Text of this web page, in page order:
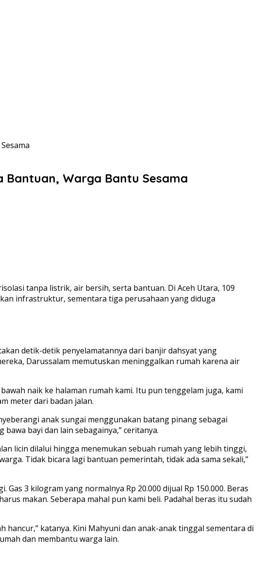
Bantuan, Warga Bantu Sesama
tanpa listrik, air bersih, serta bantuan. Di Aceh Utara, 109
infrastruktur, sementara tiga perusahaan yang diduga
detik-detik penyelamatannya dari banjir dahsyat yang
Darussalam memutuskan meninggalkan rumah karena air
naik ke halaman rumah kami. Itu pun tenggelam juga, kami
meter dari badan jalan.
anak sungai menggunakan batang pinang sebagai
bayi dan lain sebagainya,” ceritanya.
licin dilalui hingga menemukan sebuah rumah yang lebih tinggi,
Tidak bicara lagi bantuan pemerintah, tidak ada sama sekali,”
3 kilogram yang normalnya Rp 20.000 dijual Rp 150.000. Beras
makan. Seberapa mahal pun kami beli. Padahal beras itu sudah
hancur,” katanya. Kini Mahyuni dan anak-anak tinggal sementara di
dan membantu warga lain.